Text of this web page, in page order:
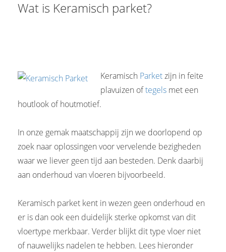
Wat is Keramisch parket?
Keramisch Parketzijn in feite
plavuizen oftegels met een
houtlook of houtmotief.
In onze gemak maatschappij zijn we doorlopend op
zoek naar oplossingen voor vervelende bezigheden
waar we liever geen tijd aan besteden. Denk daarbij
aan onderhoud van vloeren bijvoorbeeld.
Keramisch parket kent in wezen geen onderhoud en
er is dan ook een duidelijk sterke opkomst van dit
vloertype merkbaar. Verder blijkt dit type vloer niet
of nauwelijks nadelen te hebben. Lees hieronder
kan de
worden
van
op
te
de
Hierdoor